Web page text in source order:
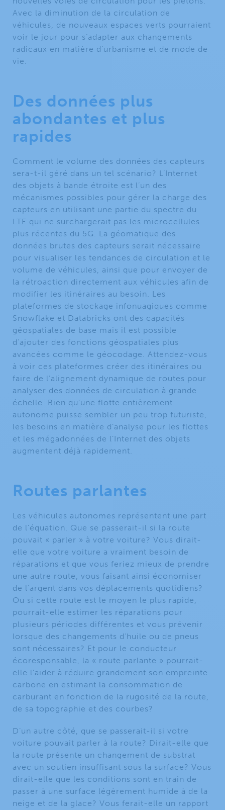
Avec la diminution de la circulation de
véhicules, de nouveaux espaces verts pourraient
voir le jour pour s’adapter aux changements
radicaux en matière d’urbanisme et de mode de
vie.
Des données plus
abondantes et plus
rapides
Comment le volume des données des capteurs
sera-t-il géré dans un tel scénario? L’Internet
des objets à bande étroite est l’un des
mécanismes possibles pour gérer la charge des
capteurs en utilisant une partie du spectre du
LTE qui ne surchargerait pas les microcellules
plus récentes du 5G. La géomatique des
données brutes des capteurs serait nécessaire
pour visualiser les tendances de circulation et le
volume de véhicules, ainsi que pour envoyer de
la rétroaction directement aux véhicules afin de
modifier les itinéraires au besoin. Les
plateformes de stockage infonuagiques comme
Snowflake et Databricks ont des capacités
géospatiales de base mais il est possible
d’ajouter des fonctions géospatiales plus
avancées comme le géocodage. Attendez-vous
à voir ces plateformes créer des itinéraires ou
faire de l’alignement dynamique de routes pour
analyser des données de circulation à grande
échelle. Bien qu’une flotte entièrement
autonome puisse sembler un peu trop futuriste,
les besoins en matière d’analyse pour les flottes
et les mégadonnées de l’Internet des objets
augmentent déjà rapidement.
Routes parlantes
Les véhicules autonomes représentent une part
de l’équation. Que se passerait-il si la route
pouvait « parler » à votre voiture? Vous dirait-
elle que votre voiture a vraiment besoin de
réparations et que vous feriez mieux de prendre
une autre route, vous faisant ainsi économiser
de l’argent dans vos déplacements quotidiens?
Ou si cette route est le moyen le plus rapide,
pourrait-elle estimer les réparations pour
plusieurs périodes différentes et vous prévenir
lorsque des changements d’huile ou de pneus
sont nécessaires? Et pour le conducteur
écoresponsable, la « route parlante » pourrait-
elle l’aider à réduire grandement son empreinte
carbone en estimant la consommation de
carburant en fonction de la rugosité de la route,
de sa topographie et des courbes?
D’un autre côté, que se passerait-il si votre
voiture pouvait parler à la route? Dirait-elle que
la route présente un changement de substrat
avec un soutien insuffisant sous la surface? Vous
dirait-elle que les conditions sont en train de
passer à une surface légèrement humide à de la
neige et de la glace? Vous ferait-elle un rapport